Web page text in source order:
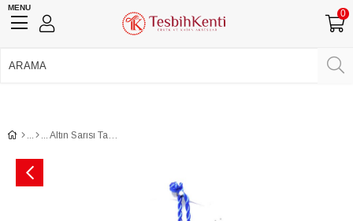
MENU
0
Altın Sarısı Tasarımlı Balıklıgöl Resimli Süs